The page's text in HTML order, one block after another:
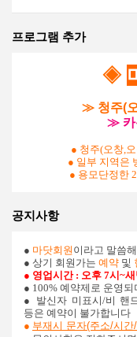
프로그램 추가
◈
≫ 청주(
≫ 카
● 청주(오창,
● 일부 지역은
● 용모단정한
공지사항
● 마닷회원 이라고 말씀
● 상기 회원가는 예약 및
● 영업시간 : 오후 7시~새
● 100% 예약제로 운영
● 발신자 미표시/비 핸
등은 예약이 불가합니다
● 부재시 문자(주소/시간